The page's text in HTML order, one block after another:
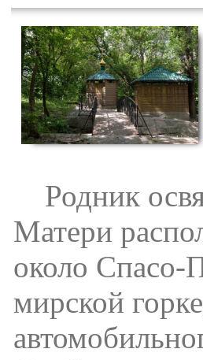
Родник
Матери
около Спасо-
мирской